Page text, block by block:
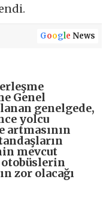
Google News
Genel
genelgede,
yolcu
mevcut
otobüslerin
zor olacağı